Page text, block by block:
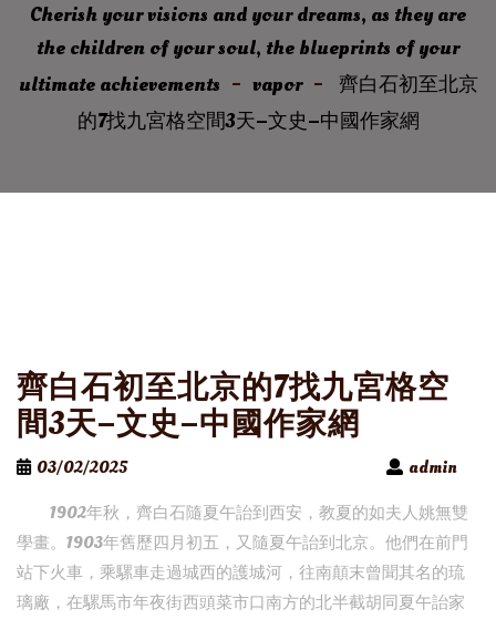
Cherish your visions and your dreams, as they are
the children of your soul, the blueprints of your
ultimate achievements
vapor
齊白石初至北京
的7找九宮格空間3天–文史–中國作家網
齊白石初至北京的7找九宮格空
間3天–文史–中國作家網
03/02/2025
admin
1902年秋，齊白石隨夏午詒到西安，教夏的如夫人姚無雙
學畫。1903年舊歷四月初五，又隨夏午詒到北京。他們在前門
站下火車，乘騾車走過城西的護城河，往南顛末曾聞其名的琉
璃廠，在騾馬市年夜街西頭菜市口南方的北半截胡同夏午詒家